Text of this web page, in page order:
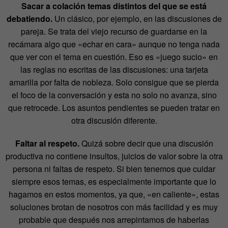
Sacar a colación temas distintos del que se está
debatiendo.Un clásico, por ejemplo, en las discusiones de
pareja. Se trata del viejo recurso de guardarse en la
recámara algo que «echar en cara» aunque no tenga nada
que ver con el tema en cuestión. Eso es «juego sucio» en
las reglas no escritas de las discusiones: una tarjeta
amarilla por falta de nobleza. Solo consigue que se pierda
el foco de la conversación y esta no solo no avanza, sino
que retrocede. Los asuntos pendientes se pueden tratar en
otra discusión diferente.
Faltar al respeto.Quizá sobre decir que una discusión
productiva no contiene insultos, juicios de valor sobre la otra
persona ni faltas de respeto. Si bien tenemos que cuidar
siempre esos temas, es especialmente importante que lo
hagamos en estos momentos, ya que, «en caliente», estas
soluciones brotan de nosotros con más facilidad y es muy
probable que después nos arrepintamos de haberlas